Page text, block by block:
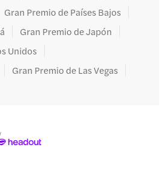
Gran Premio de Países Bajos
Gran Premio de Japón
Unidos
Gran Premio de Las Vegas